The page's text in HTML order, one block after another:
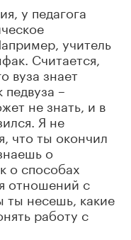
у педагога
учитель
Считается,
вуза знает
–
не знать, и в
Я не
что ты окончил
о
о способах
отношений с
ты несешь, какие
работу с